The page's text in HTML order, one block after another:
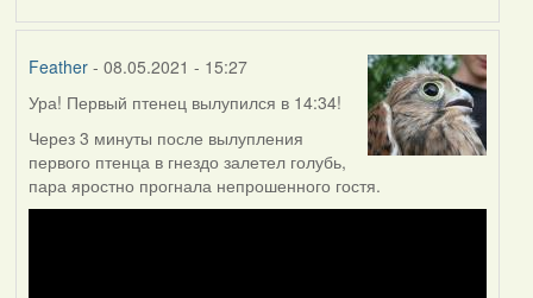
Feather- 08.05.2021 - 15:27
Ура! Первый птенец вылупился в 14:34!
Через 3 минуты после вылупления
первого птенца в гнездо залетел голубь,
пара яростно прогнала непрошенного гостя.